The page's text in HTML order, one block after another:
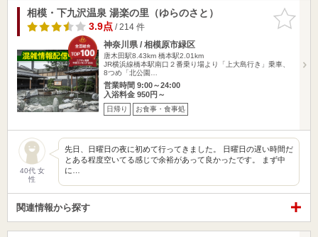
お気に入
りに追加
相模・下九沢温泉 湯楽の里（ゆらのさと）
3.9点/ 214 件
神奈川県 / 相模原市緑区
唐木田駅8.43km 橋本駅2.01km
JR横浜線橋本駅南口２番乗り場より「上大島行き」乗車、
8つめ「北公園…
営業時間 9:00～24:00
入浴料金 950円～
日帰り お食事・食事処
40代 女
性
先日、日曜日の夜に初めて行ってきました。 日曜日の遅い時間だ
とある程度空いてる感じで余裕があって良かったです。 まず中
に…
関連情報から探す